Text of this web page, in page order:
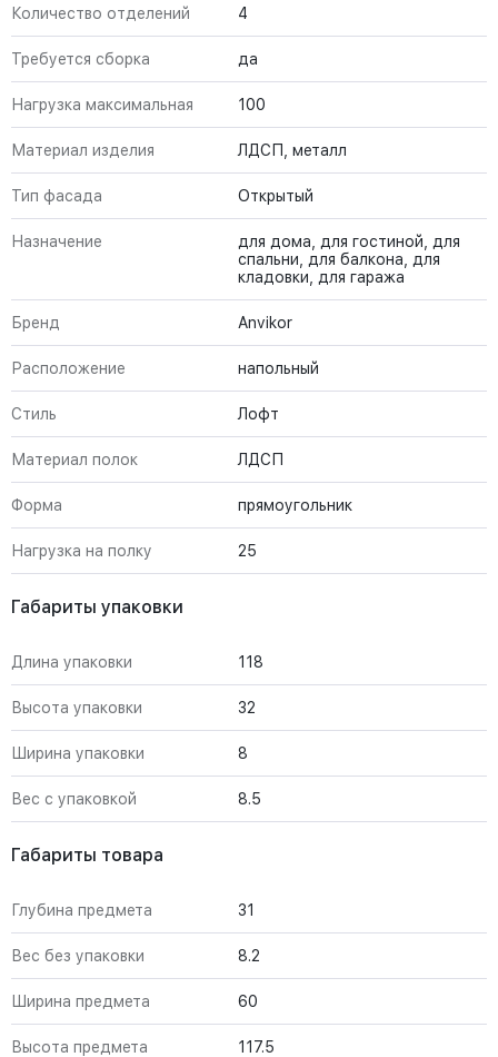
Количество отделений 4
Требуется сборка да
Нагрузка максимальная 100
Материал изделия ЛДСП, металл
Тип фасада Открытый
Назначение
для дома, для гостиной, для
спальни, для балкона, для
кладовки, для гаража
Бренд Anvikor
Расположение напольный
Стиль Лофт
Материал полок ЛДСП
Форма прямоугольник
Нагрузка на полку 25
Габариты упаковки
Длина упаковки 118
Высота упаковки 32
Ширина упаковки 8
Вес с упаковкой 8.5
Габариты товара
Глубина предмета 31
Вес без упаковки 8.2
Ширина предмета 60
Высота предмета 117.5